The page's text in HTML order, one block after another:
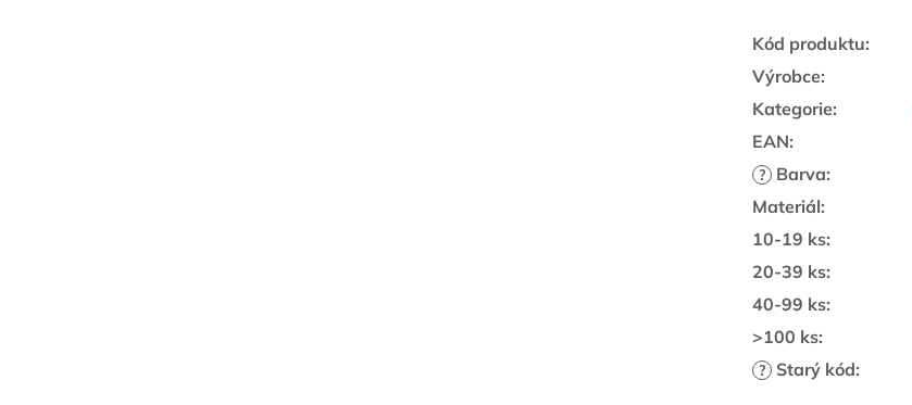
Kód produktu:
Výrobce:
Kategorie:
EAN:
? Barva:
Materiál:
10-19 ks:
20-39 ks:
40-99 ks:
>100 ks:
? Starý kód: